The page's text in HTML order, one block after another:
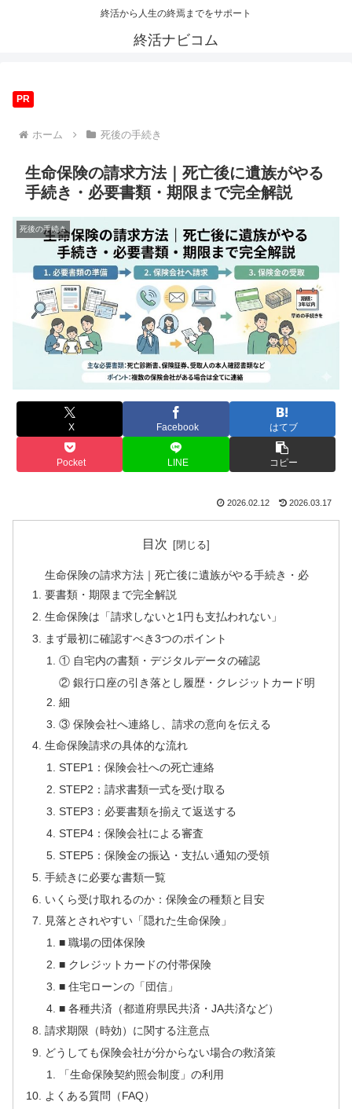
終活から人生の終焉までをサポート
終活ナビコム
PR
ホーム 死後の手続き
生命保険の請求方法｜死亡後に遺族がやる
手続き・必要書類・期限まで完全解説
死後の手続き
X Facebook はてブ
Pocket LINE コピー
2026.02.12 2026.03.17
目次
生命保険の請求方法｜死亡後に遺族がやる手続き・必
要書類・期限まで完全解説
生命保険は「請求しないと1円も支払われない」
まず最初に確認すべき3つのポイント
① 自宅内の書類・デジタルデータの確認
② 銀行口座の引き落とし履歴・クレジットカード明
細
③ 保険会社へ連絡し、請求の意向を伝える
生命保険請求の具体的な流れ
STEP1：保険会社への死亡連絡
STEP2：請求書類一式を受け取る
STEP3：必要書類を揃えて返送する
STEP4：保険会社による審査
STEP5：保険金の振込・支払い通知の受領
手続きに必要な書類一覧
いくら受け取れるのか：保険金の種類と目安
見落とされやすい「隠れた生命保険」
■ 職場の団体保険
■ クレジットカードの付帯保険
■ 住宅ローンの「団信」
■ 各種共済（都道府県民共済・JA共済など）
請求期限（時効）に関する注意点
どうしても保険会社が分からない場合の救済策
「生命保険契約照会制度」の利用
よくある質問（FAQ）